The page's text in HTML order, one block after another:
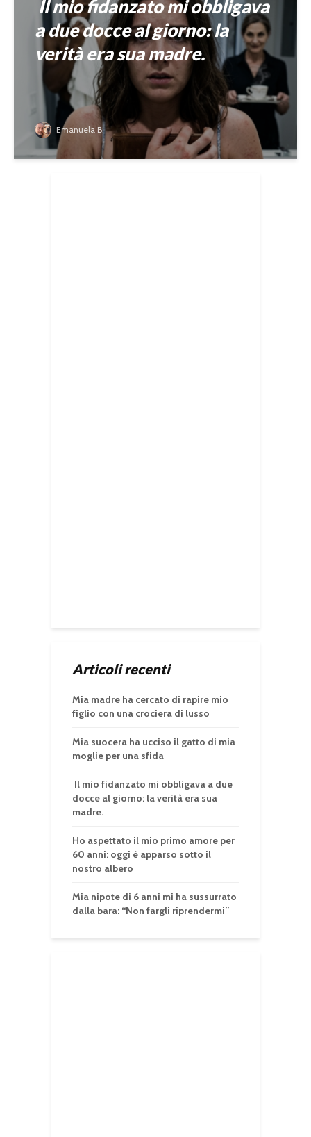
Il mio fidanzato mi obbligava
a due docce al giorno: la
verità era sua madre.
Emanuela B.
Articoli recenti
Mia madre ha cercato di rapire mio
figlio con una crociera di lusso
Mia suocera ha ucciso il gatto di mia
moglie per una sfida
Il mio fidanzato mi obbligava a due
docce al giorno: la verità era sua
madre.
Ho aspettato il mio primo amore per
60 anni: oggi è apparso sotto il
nostro albero
Mia nipote di 6 anni mi ha sussurrato
dalla bara: “Non fargli riprendermi”